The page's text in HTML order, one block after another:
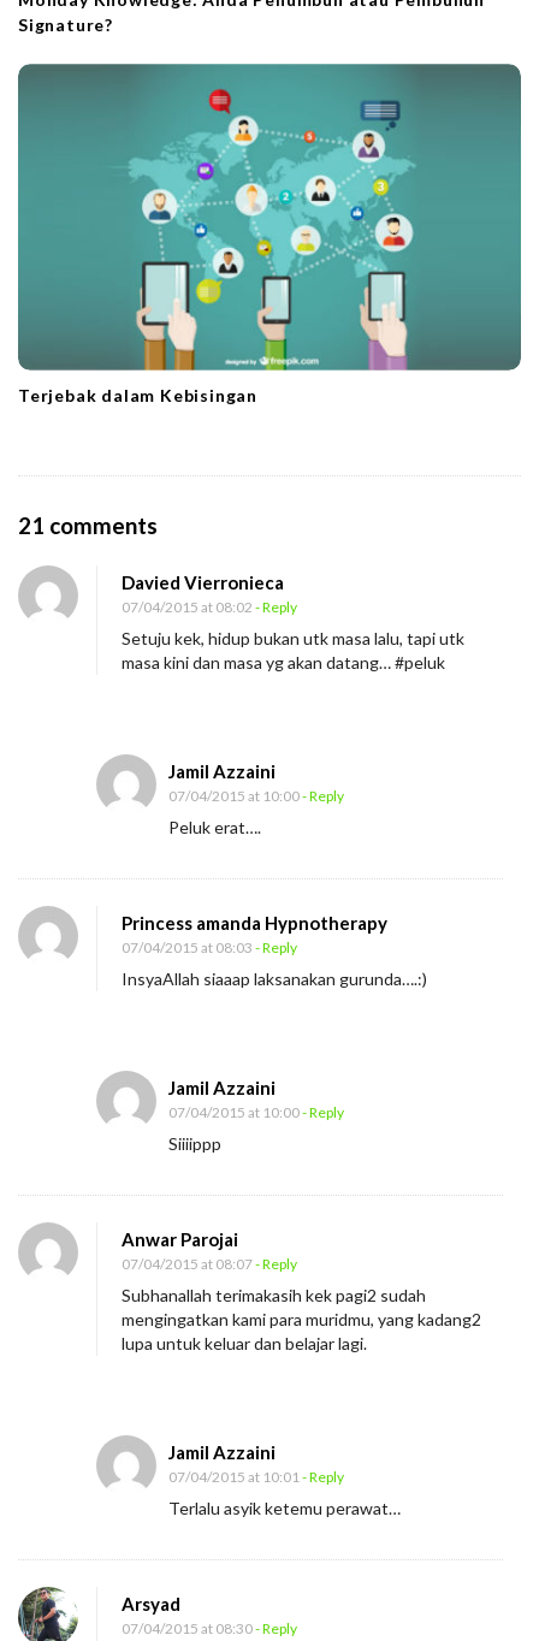
Signature?
Terjebak dalam Kebisingan
21 comments
K
l
d
a
r
i
m
p
u
n
g
”
Davied Vierronieca
07/04/2015 at 08:02 - Reply
Setuju kek, hidup bukan utk masa lalu, tapi utk
masa kini dan masa yg akan datang… #peluk
Jamil Azzaini
07/04/2015 at 10:00- Reply
Peluk erat….
Princess amanda Hypnotherapy
07/04/2015 at 08:03 - Reply
InsyaAllah siaaap laksanakan gurunda….:)
Jamil Azzaini
07/04/2015 at 10:00- Reply
Siiiippp
Anwar Parojai
07/04/2015 at 08:07- Reply
Subhanallah terimakasih kek pagi2 sudah
mengingatkan kami para muridmu, yang kadang2
lupa untuk keluar dan belajar lagi.
Jamil Azzaini
07/04/2015 at 10:01 - Reply
Terlalu asyik ketemu perawat…
Arsyad
07/04/2015 at 08:30- Reply